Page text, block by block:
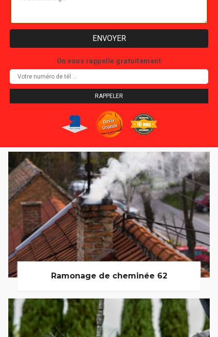
On vous rappelle gratuitement
Ramonage de cheminée 62